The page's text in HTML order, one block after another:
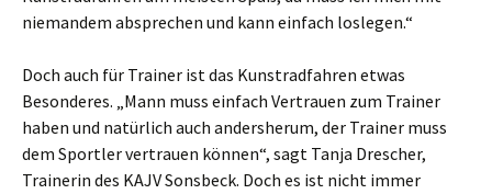
niemandem absprechen und kann einfach loslegen.“
Doch auch für Trainer ist das Kunstradfahren etwas
Besonderes. „Mann muss einfach Vertrauen zum Trainer
haben und natürlich auch andersherum, der Trainer muss
dem Sportler vertrauen können“, sagt Tanja Drescher,
Trainerin des KAJV Sonsbeck. Doch es ist nicht immer